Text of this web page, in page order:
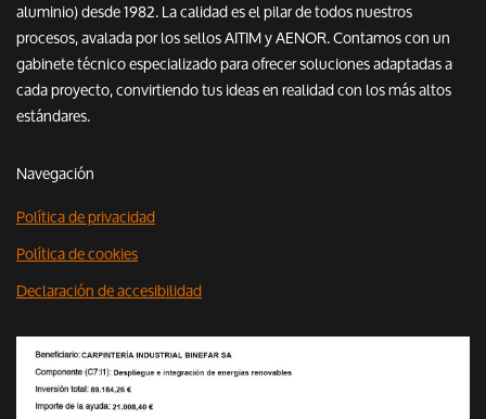
aluminio) desde 1982. La calidad es el pilar de todos nuestros
procesos, avalada por los sellos AITIM y AENOR. Contamos con un
gabinete técnico especializado para ofrecer soluciones adaptadas a
cada proyecto, convirtiendo tus ideas en realidad con los más altos
estándares.
Navegación
Política de privacidad
Política de cookies
Declaración de accesibilidad